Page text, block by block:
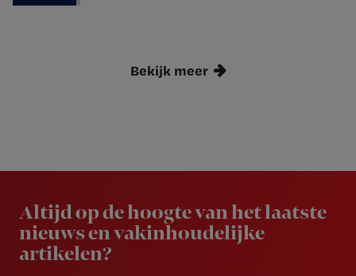
Bekijk meer
Altijd op de hoogte van het laatste
nieuws en vakinhoudelijke
artikelen?